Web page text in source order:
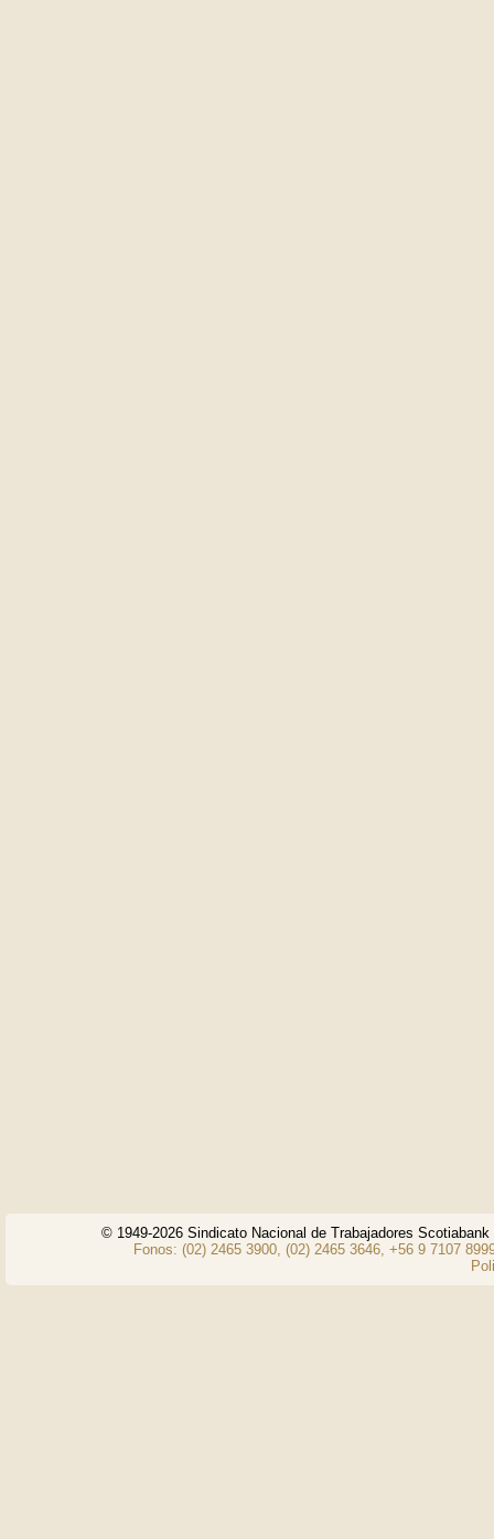
© 1949-2026 Sindicato Nacional de Trabajadores
Fonos: (02) 2465 3900, (02) 2465 3646, +56 9 7107